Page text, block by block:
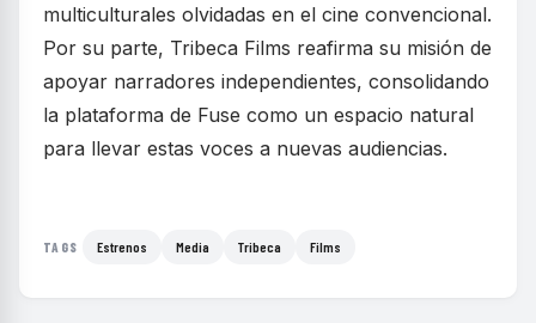
multiculturales olvidadas en el cine convencional.
Por su parte, Tribeca Films reafirma su misión de
apoyar narradores independientes, consolidando
la plataforma de Fuse como un espacio natural
para llevar estas voces a nuevas audiencias.
TAGS Estrenos Media Tribeca Films